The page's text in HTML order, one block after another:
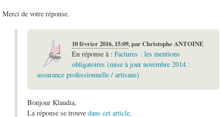
Merci de votre réponse.
10 février 2016, 15:09,parChristophe ANTOINE
En réponse à : Factures : les mentions
obligatoires (mise à jour novembre 2014 :
assurance professionnelle / artisans)
Bonjour Klaudia,
La réponse se trouve dans cet article.